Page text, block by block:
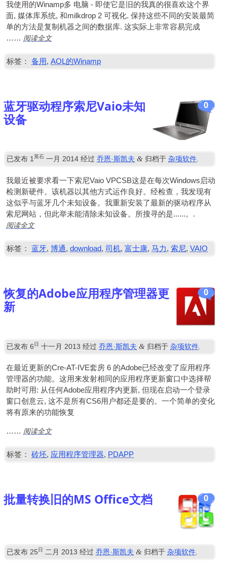
我使用的Winamp多 电脑 - 即使它是旧的我真的很喜欢这个界
面, 媒体库系统, 和milkdrop 2 可视化. 保持这些不同的安装最简
单的方法是复制机器之间的数据库. 这实际上非常容易完成
…… 阅读全文
标签： 备用,AOL的Winamp
0
蓝牙驱动程序索尼Vaio未知
设备
已发布 1英石 一月 2014 经过乔恩·斯凯夫 & 归档于杂项软件.
我最近被要求看一下索尼Vaio VPCSB这是在每次Windows启动
检测新硬件。该机器以其他方式运作良好。经检查，我发现有
这似乎与蓝牙几个未知设备。我重新安装了最新的驱动程序从
索尼网站，但此举未能清除未知设备。所搜寻的是......。.
阅读全文
标签： 蓝牙,博通,download,司机,富士康,马力,索尼,VAIO
0
恢复的Adobe应用程序管理器更
新
已发布6日 十一月 2013 经过乔恩·斯凯夫 & 归档于杂项软件
在最近更新的Cre-AT-IVE套房 6 的Adobe已经改变了应用程序
管理器的功能。这用来发射相同的应用程序更新窗口中选择帮
助时可用: 从任何Adobe应用程序内更新, 但现在启动一个登录
窗口创意云, 这不是所有CS6用户都还是要的。一个简单的变化
将有原来的功能恢复
…… 阅读全文
标签： 砖坯, 应用程序管理器, PDAPP
0
批量转换旧的MS Office文档
已发布25日 二月 2013 经过乔恩·斯凯夫 & 归档于杂项软件.